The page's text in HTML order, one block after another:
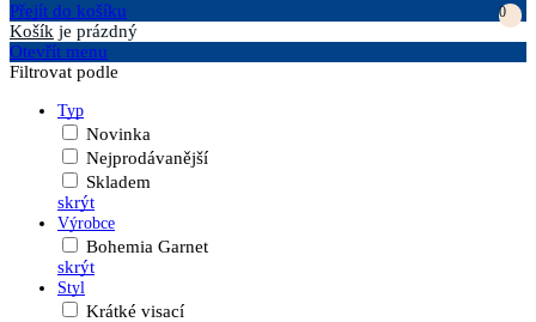
Přejít do košíku
0
Košík je prázdný
Otevřít menu
Filtrovat podle
Typ
Novinka
Nejprodávanější
Skladem
skrýt
Výrobce
Bohemia Garnet
skrýt
Styl
Krátké visací